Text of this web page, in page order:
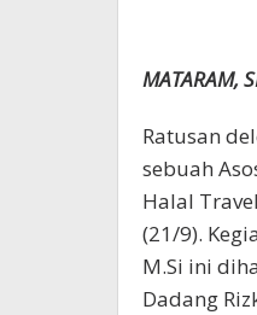
MATARAM,
Ratusan
sebuah
Halal
(21/9).
M.Si ini
Dadang